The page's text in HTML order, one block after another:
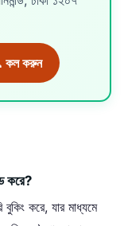
কল করুন
করে?
করে, যার মাধ্যমে